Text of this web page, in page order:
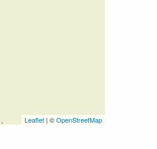
Leaflet | ©OpenStreetMap